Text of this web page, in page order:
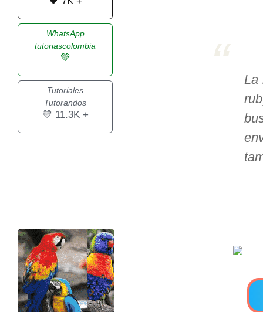
>> Ingresar YA a este tutorial
Estructuras de Datos I
[Ingresar]
Ver/Ocultar temario
Algoritmos eficientes Ξ
Representación de árboles Ξ
Representación de grafos.
>> Ingresar YA a este tutorial
La
WhatsApp
tutoriascolombia
💚
Tutoriales
Tutorandos
💛 11.3K +